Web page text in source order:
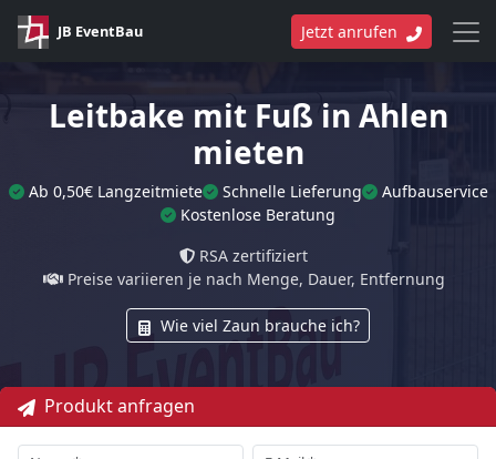
JB EventBau Jetzt anrufen
Leitbake mit Fuß in Ahlen
mieten
Ab 0,50€ Langzeitmiete Schnelle Lieferung
Aufbauservice
Kostenlose Beratung
RSA zertifiziert
Preise variieren je nach Menge, Dauer, Entfernung
Wie viel Zaun brauche ich?
Produkt anfragen